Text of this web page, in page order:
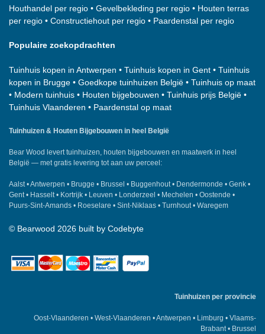
Houthandel per regio • Gevelbekleding per regio • Houten terras
per regio • Constructiehout per regio • Paardenstal per regio
Populaire zoekopdrachten
Tuinhuis kopen in Antwerpen • Tuinhuis kopen in Gent • Tuinhuis
kopen in Brugge • Goedkope tuinhuizen België • Tuinhuis op maat
• Modern tuinhuis • Houten bijgebouwen • Tuinhuis prijs België •
Tuinhuis Vlaanderen • Paardenstal op maat
Tuinhuizen & Houten Bijgebouwen in heel België
Bear Wood levert tuinhuizen, houten bijgebouwen en maatwerk in heel
België — met gratis levering tot aan uw perceel:
Aalst•Antwerpen • Brugge • Brussel • Buggenhout• Dendermonde • Genk •
Gent• Hasselt• Kortrijk • Leuven • Londerzeel • Mechelen • Oostende •
Puurs-Sint-Amands • Roeselare • Sint-Niklaas • Turnhout• Waregem
© Bearwood 2026 built by Codebyte
Tuinhuizen per provincie
Oost-Vlaanderen • West-Vlaanderen •Antwerpen • Limburg • Vlaams-
Brabant• Brussel